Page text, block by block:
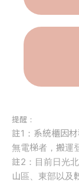
提醒：
註1：系統櫃因
無電梯者，搬運
註2：目前日光
山區、東部以及